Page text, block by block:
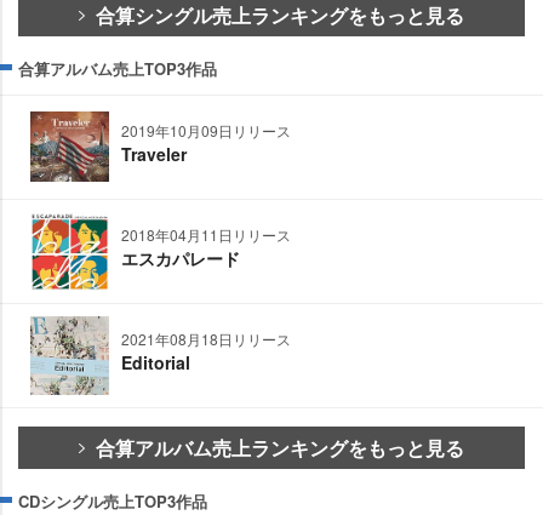
合算シングル売上ランキングをもっと見る
合算アルバム売上TOP3作品
2019年10月09日リリース
Traveler
2018年04月11日リリース
エスカパレード
2021年08月18日リリース
Editorial
合算アルバム売上ランキングをもっと見る
CDシングル売上TOP3作品